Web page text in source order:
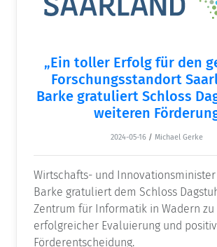
„Ein toller Erfolg für den
Forschungsstandort
Barke gratuliert Schloss
weiteren
2024-05-16 / Michael Gerke
Wirtschafts- und Innovationsminister
Barke gratuliert dem Schloss
Zentrum für Informatik in Wadern zu
erfolgreicher Evaluierung und
Förderentscheidung.